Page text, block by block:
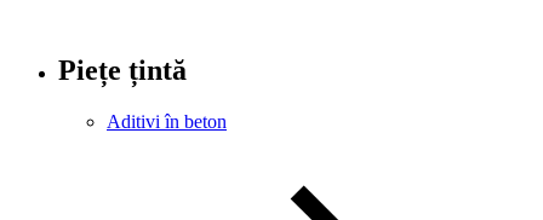
Piețe țintă
Aditivi în beton